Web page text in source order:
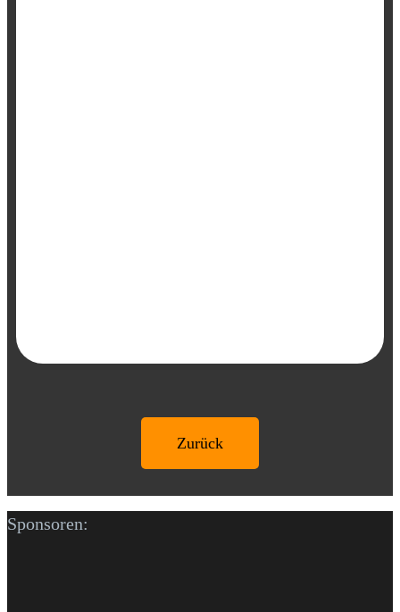
Zurück
Sponsoren: